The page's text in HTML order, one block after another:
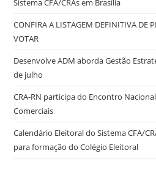
Sistema CFA/CRAs em Brasília
CONFIRA A LISTAGEM DEFINITIVA DE
VOTAR
Desenvolve ADM aborda Gestão
de julho
CRA-RN participa do Encontro
Comerciais
Calendário Eleitoral do Sistema CFA/
para formação do Colégio Eleitoral